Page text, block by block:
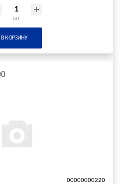
шт
В КОРЗИНУ
00000000220